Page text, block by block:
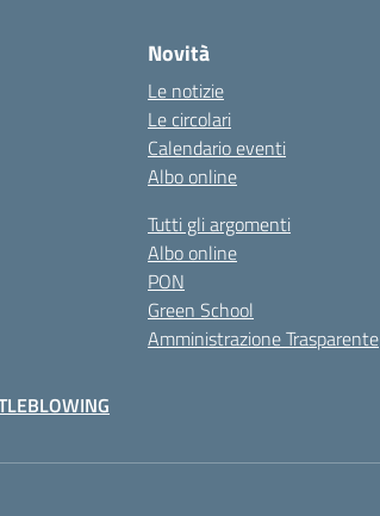
Novità
Le notizie
Le circolari
Calendario eventi
Albo online
Tutti gli argomenti
Albo online
PON
Green School
Amministrazione Trasparente